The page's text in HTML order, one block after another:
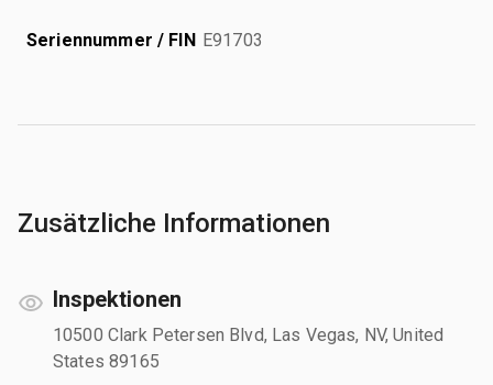
Seriennummer / FIN E91703
Zusätzliche Informationen
Inspektionen
10500 Clark Petersen Blvd, Las Vegas, NV, United
States 89165